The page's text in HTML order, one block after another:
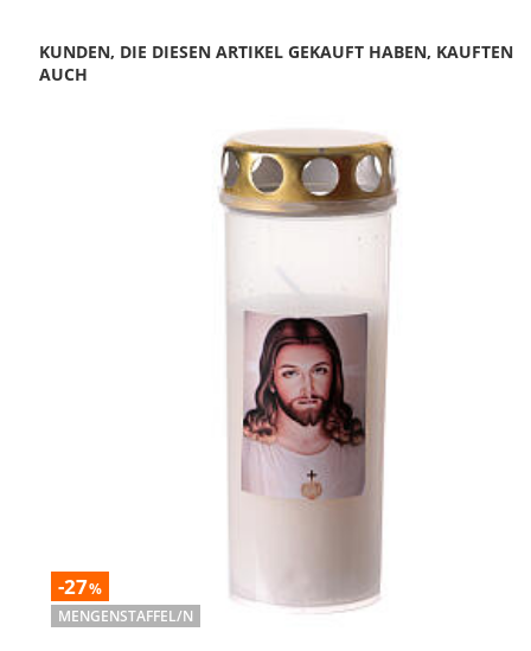
KUNDEN, DIE DIESEN ARTIKEL GEKAUFT HABEN, KAUFTEN
AUCH
-27%
MENGENSTAFFEL/N